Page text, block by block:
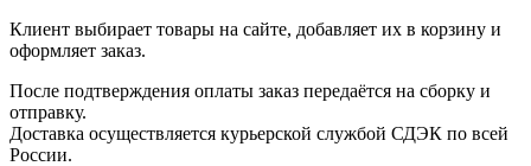
Клиент выбирает товары на сайте, добавляет их в корзину и
оформляет заказ.
После подтверждения оплаты заказ передаётся на сборку и
отправку.
Доставка осуществляется курьерской службой СДЭК по всей
России.